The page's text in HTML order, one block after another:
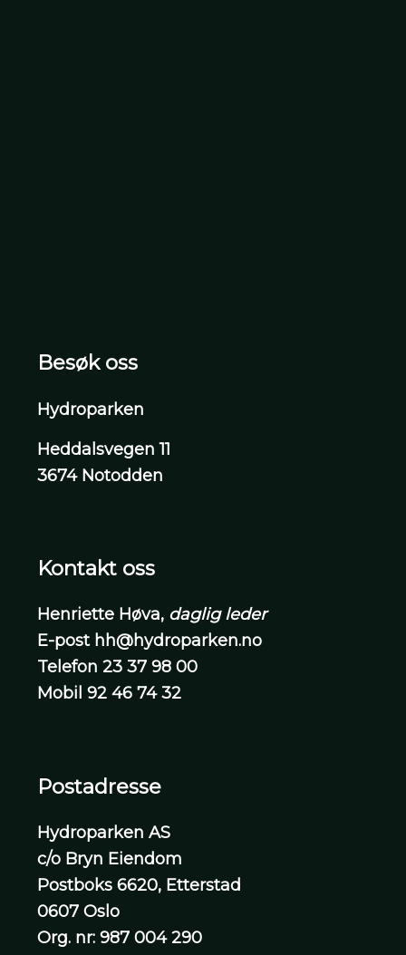
Besøk oss
Hydroparken
Heddalsvegen 11
3674 Notodden
Kontakt oss
Henriette Høva, daglig leder
E-post hh@hydroparken.no
Telefon 23 37 98 00
Mobil 92 46 74 32
Postadresse
Hydroparken AS
c/o Bryn Eiendom
Postboks 6620, Etterstad
0607 Oslo
Org. nr: 987 004 290